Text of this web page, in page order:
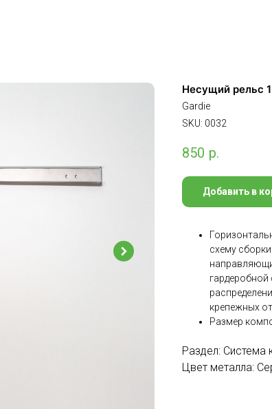
Несущий рельс
Gardie
SKU: 0032
850 р.
Добавить в
схему
гардеробной
крепежных
Размер
Раздел: Система
Цвет металла: